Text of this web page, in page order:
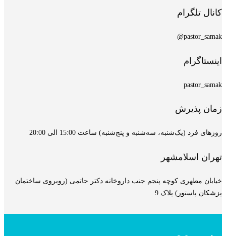
کانال تلگرام
pastor_samak@
اینستاگرام
pastor_samak
زمان پذیرش
روزهای فرد (یک‌شنبه، سه‌شنبه و پنج‌شنبه) ساعت 15:00 الی 20:00
تهران اسلامشهر
خیابان مطهری کوچه پنجم جنب داروخانه دکتر حاتمی (روبروی ساختمان
پزشکان پاستور) پلاک 9